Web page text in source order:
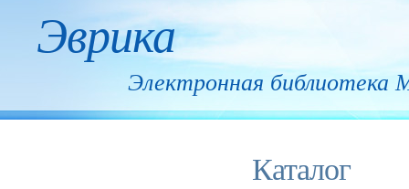
Эврика
Электронная
Каталог